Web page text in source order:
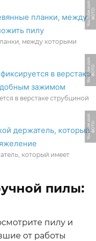
Ф
О
Т
О:
Y
o
u
T
u
b
e.
c
o
m
между которыми
Ф
О
Т
О:
Y
o
u
T
u
b
e.
c
o
m
в верстаке струбциной
Ф
О
Т
О:
Y
o
u
T
u
b
e.
c
o
m
который имеет
пилы:
пилу и
от работы